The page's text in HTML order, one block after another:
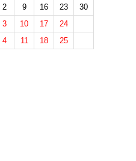
2 9 16 23
30
3 10 17
24
4 11 18 25